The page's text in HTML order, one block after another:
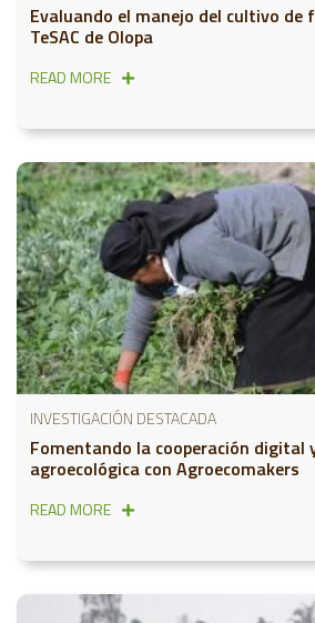
Evaluando el manejo del cultivo de
TeSAC de Olopa
READ MORE
INVESTIGACIÓN DESTACADA
Fomentando la cooperación digital
agroecológica con Agroecomakers
READ MORE